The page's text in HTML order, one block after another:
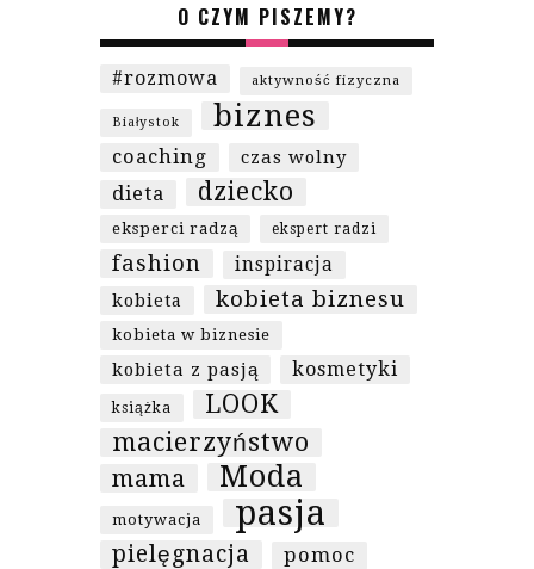
O CZYM PISZEMY?
#rozmowa aktywność fizyczna
Białystok biznes
coaching czas wolny
dieta dziecko
eksperci radzą ekspert radzi
fashion inspiracja
kobieta kobieta biznesu
kobieta w biznesie
kobieta z pasją kosmetyki
książka
LOOK
macierzyństwo
mama Moda
motywacja pasja
pielęgnacja pomoc